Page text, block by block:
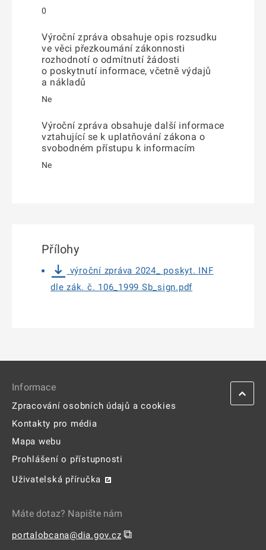
0
Výroční zpráva obsahuje opis rozsudku
ve věci přezkoumání zákonnosti
rozhodnotí o odmítnutí žádosti
o poskytnutí informace, včetně výdajů
a nákladů
Ne
Výroční zpráva obsahuje další informace
vztahující se k uplatňování zákona o
svobodném přístupu k informacím
Ne
Přílohy
výroční zpráva 2024_ poskyt. INF
dle zák. č. 106_1999 Sb_sign.pdf
Informace
Zpracování osobních údajů a cookies
Kontakty pro média
Mapa webu
Prohlášení o přístupnosti
Uživatelská příručka
Máte dotaz? Napište nám
portalobcana@dia.gov.cz ⧉